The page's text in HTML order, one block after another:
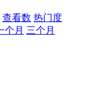
查看数 热门度
个月 三个月